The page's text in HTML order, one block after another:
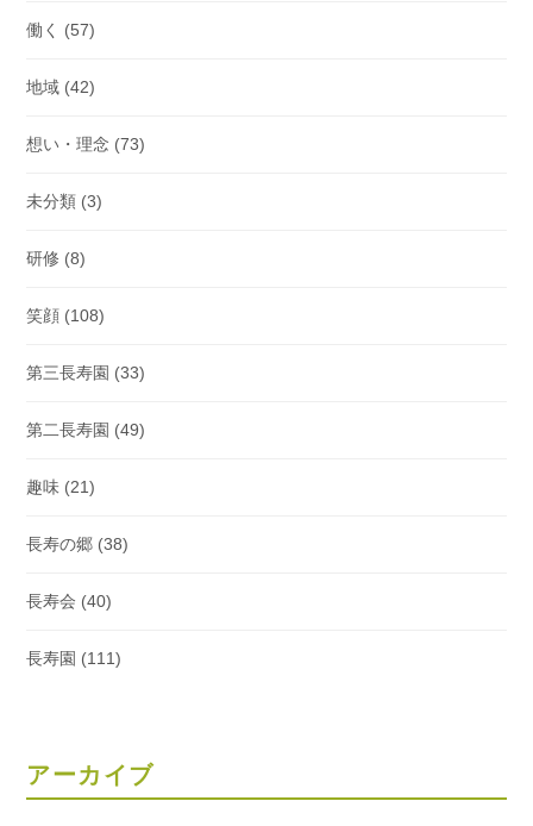
働く (57)
地域 (42)
想い・理念 (73)
未分類 (3)
研修 (8)
笑顔 (108)
第三長寿園 (33)
第二長寿園 (49)
趣味 (21)
長寿の郷 (38)
長寿会 (40)
長寿園 (111)
アーカイブ